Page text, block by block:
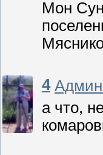
Мон
4
а что,